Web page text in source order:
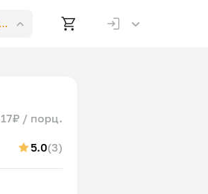
/ порц.
5.0(3)